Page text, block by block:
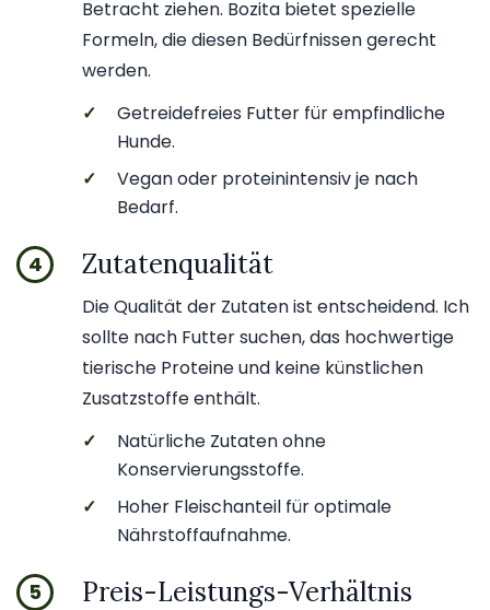
Betracht ziehen. Bozita bietet spezielle
Formeln, die diesen Bedürfnissen gerecht
werden.
✓
Getreidefreies Futter für empfindliche
Hunde.
✓
Vegan oder proteinintensiv je nach
Bedarf.
4 Zutatenqualität
Die Qualität der Zutaten ist entscheidend. Ich
sollte nach Futter suchen, das hochwertige
tierische Proteine und keine künstlichen
Zusatzstoffe enthält.
✓
Natürliche Zutaten ohne
Konservierungsstoffe.
✓
Hoher Fleischanteil für optimale
Nährstoffaufnahme.
5 Preis-Leistungs-Verhältnis